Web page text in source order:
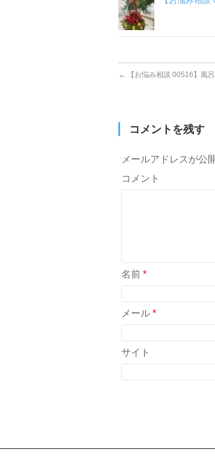
← 【お悩み相談 00516】風
コメントを残す
メールアドレスが公
コメント
名前 *
メール *
サイト